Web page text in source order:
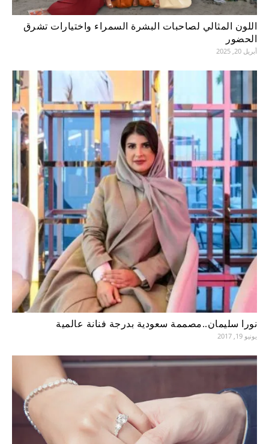
اللون المثالي لصاحبات البشرة السمراء واختيارات تشرق
الحضور
أبريل 20, 2025
نورا سليمان..مصممة سعودية بدرجة فنانة عالمية
يونيو 19, 2017